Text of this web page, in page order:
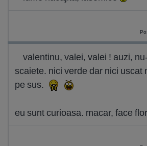
valentinu, valei, valei ! auzi,
scaiete. nici verde dar nici uscat
pe sus.
eu sunt curioasa. macar, face